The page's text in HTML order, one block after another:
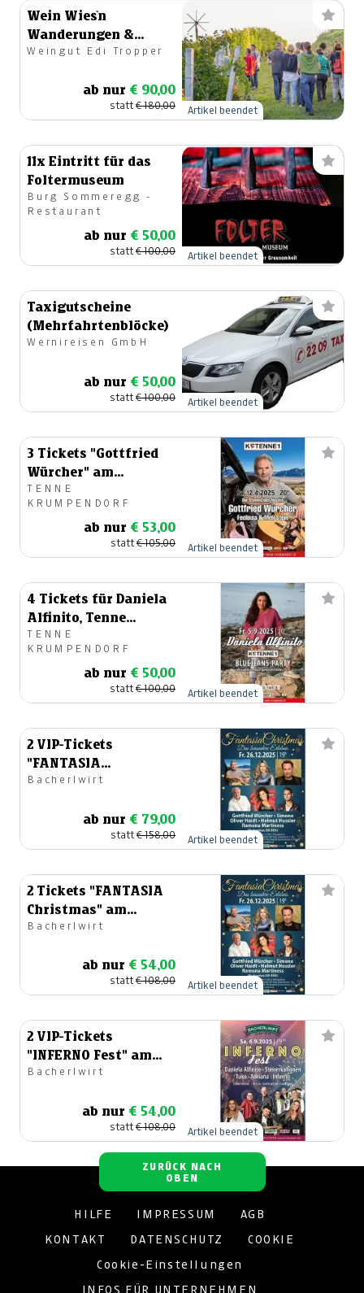
Wein Wies`n
Wanderungen &
Verkostung direkt
Weingut Edi Tropper
ab nur € 90,00
statt€ 180,00 Artikel beendet
11x Eintritt für das
Foltermuseum
Burg Sommeregg -
Restaurant
ab nur € 50,00
statt€ 100,00 Artikel beendet
Taxigutscheine
(Mehrfahrtenblöcke)
Wernireisen GmbH
ab nur € 50,00
statt€ 100,00 Artikel beendet
3 Tickets "Gottfried
Würcher" am
12.04.2025 in der Tenne
TENNE
KRUMPENDORF
ab nur € 53,00
statt€ 105,00 Artikel beendet
4 Tickets für Daniela
Alfinito, Tenne
Krumpendorf, 5.9.2025
TENNE
KRUMPENDORF
ab nur € 50,00
statt€ 100,00 Artikel beendet
2 VIP-Tickets
"FANTASIA
Christmas" am
Bacherlwirt
ab nur € 79,00
statt€ 158,00 Artikel beendet
2 Tickets "FANTASIA
Christmas" am
26.12.2025
Bacherlwirt
ab nur € 54,00
statt€ 108,00 Artikel beendet
2 VIP-Tickets
"INFERNO Fest" am
06.09.2025
Bacherlwirt
ab nur € 54,00
statt€ 108,00 Artikel beendet
ZURÜCK NACH
OBEN
HILFE IMPRESSUM AGB
KONTAKT DATENSCHUTZ COOKIE
Cookie-Einstellungen
INFOS FÜR UNTERNEHMEN